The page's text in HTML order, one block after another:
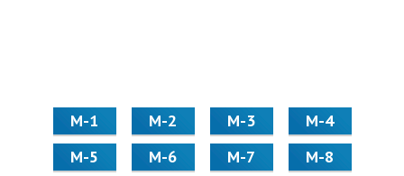
М-1 М-2 М-3
М-4
М-5
М-6 М-7
М-8